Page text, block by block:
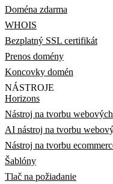
Doména zdarma
WHOIS
Bezplatný SSL certifikát
Prenos domény
Koncovky domén
NÁSTROJE
Horizons
Nástroj na tvorbu
AI nástroj na tvorbu
Nástroj na tvorbu
Šablóny
Tlač na požiadanie